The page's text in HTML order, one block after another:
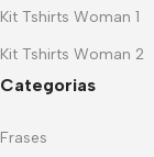
Kit Tshirts Woman 1
Kit Tshirts Woman 2
Categorias
Frases